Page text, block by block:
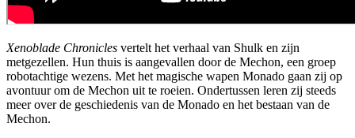
Xenoblade Chronicles vertelt het verhaal van Shulk en zijn
metgezellen. Hun thuis is aangevallen door de Mechon, een groep
robotachtige wezens. Met het magische wapen Monado gaan zij op
avontuur om de Mechon uit te roeien. Ondertussen leren zij steeds
meer over de geschiedenis van de Monado en het bestaan van de
Mechon.